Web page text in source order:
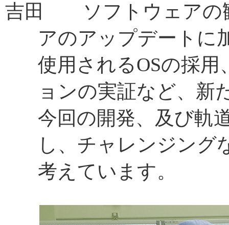
吉田 ソフトウェアの
アのアップデートに
使用されるOSの採
ョンの実証など、新
今回の開発、及び軌
し、チャレンジング
考えています。